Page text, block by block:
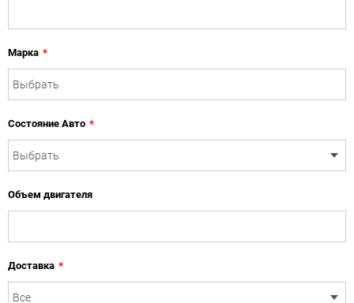
Марка *
Состояние Авто *
Объем двигателя
Доставка *